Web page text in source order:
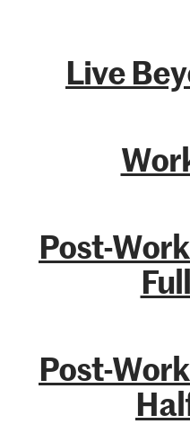
Live
Post-
Post-